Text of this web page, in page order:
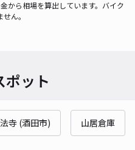
から相場を算出しています。バイク
ん。
ポット
寺 (酒田市) 山居倉庫